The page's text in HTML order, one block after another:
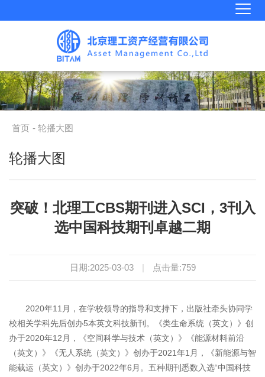
首页 - 轮播大图
轮播大图
突破！北理工CBS期刊进入SCI，3刊入
选中国科技期刊卓越二期
日期:2025-03-03 | 点击量:759
2020年11月，在学校领导的指导和支持下，出版社牵头协同学
校相关学科先后创办5本英文科技新刊。《类生命系统（英文）》创
办于2020年12月，《空间科学与技术（英文）》《能源材料前沿
（英文）》《无人系统（英文）》创办于2021年1月，《新能源与智
能载运（英文）》创办于2022年6月。五种期刊悉数入选“中国科技